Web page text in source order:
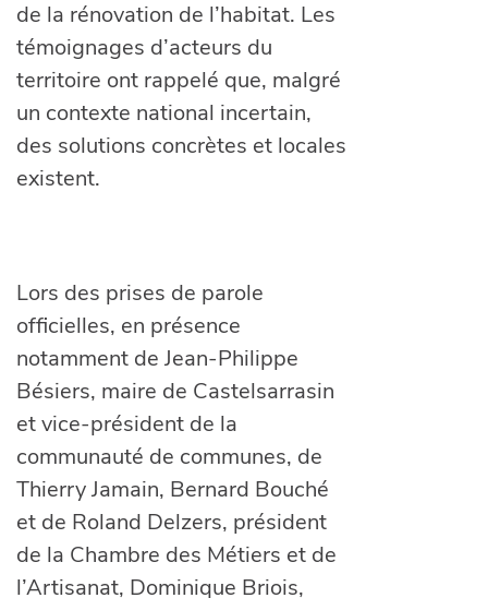
de la rénovation de l’habitat. Les
témoignages d’acteurs du
territoire ont rappelé que, malgré
un contexte national incertain,
des solutions concrètes et locales
existent.
Lors des prises de parole
officielles, en présence
notamment de Jean-Philippe
Bésiers, maire de Castelsarrasin
et vice-président de la
communauté de communes, de
Thierry Jamain, Bernard Bouché
et de Roland Delzers, président
de la Chambre des Métiers et de
l’Artisanat, Dominique Briois,